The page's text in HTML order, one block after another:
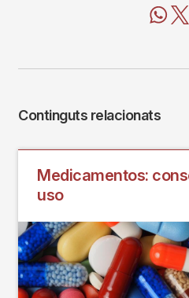
Continguts relacionats
Medicamentos:
uso